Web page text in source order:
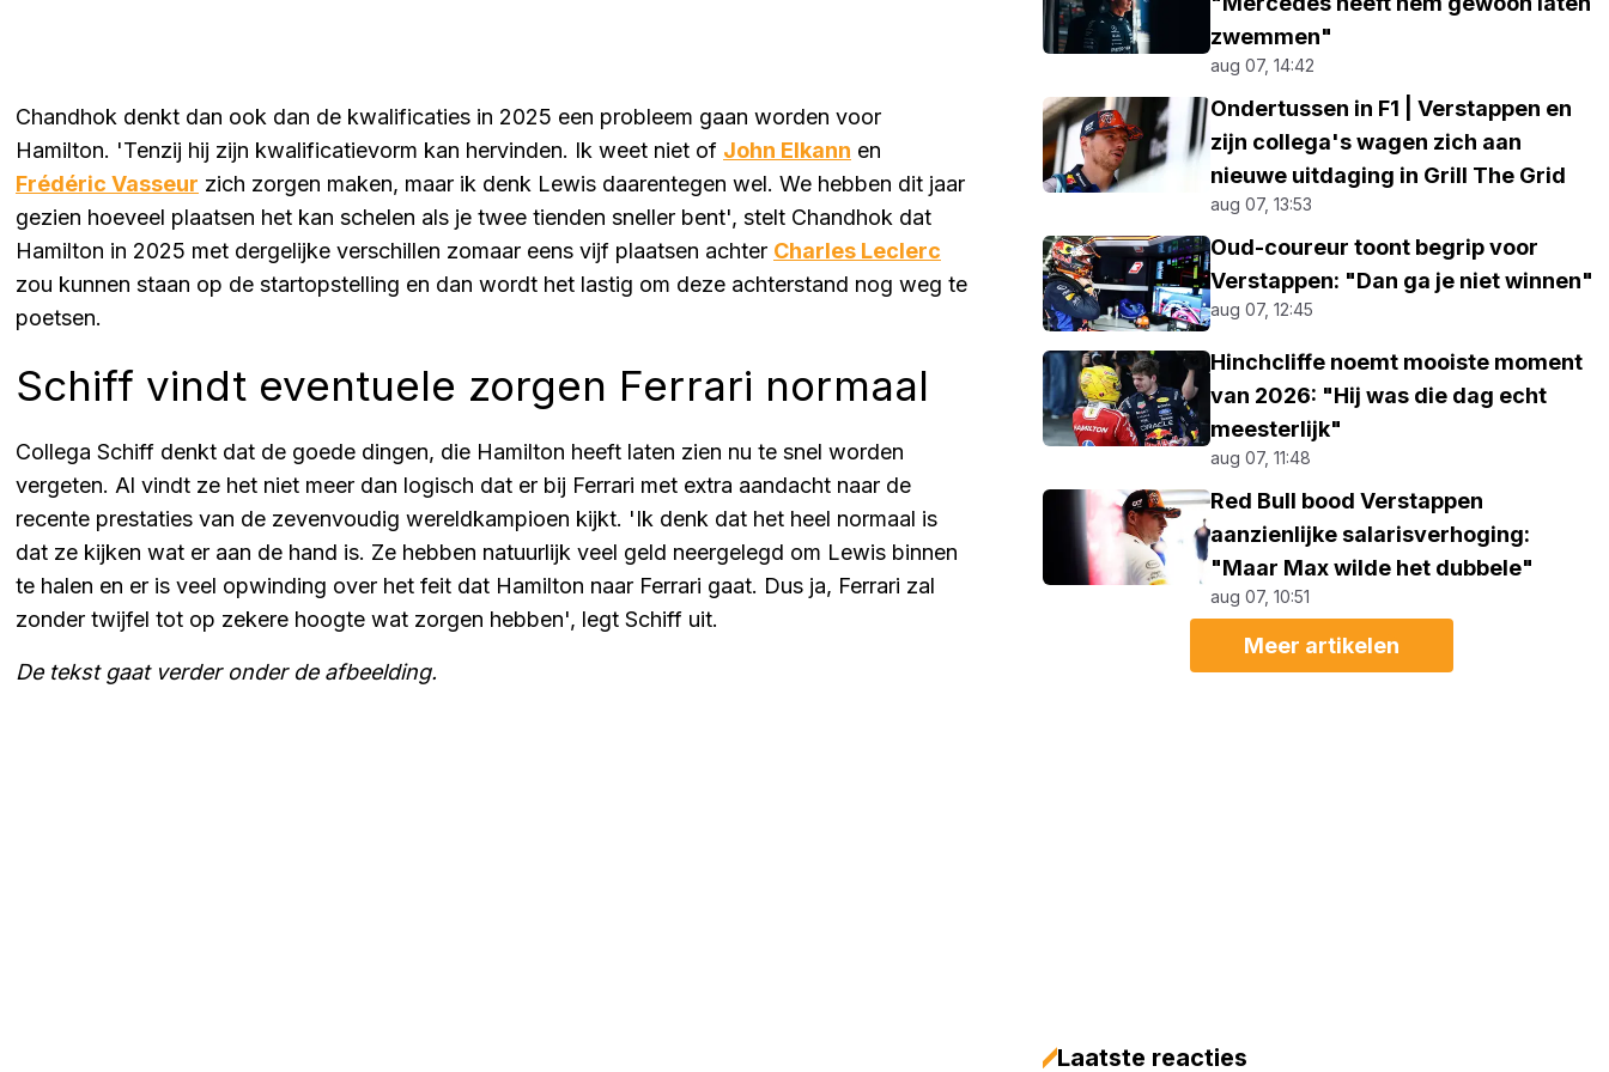
Chandhok denkt dan ook dan de kwalificaties in 2025 een probleem gaan worden voor
Hamilton. 'Tenzij hij zijn kwalificatievorm kan hervinden. Ik weet niet of John Elkann en
Frédéric Vasseur zich zorgen maken, maar ik denk Lewis daarentegen wel. We hebben dit jaar
gezien hoeveel plaatsen het kan schelen als je twee tienden sneller bent', stelt Chandhok dat
Hamilton in 2025 met dergelijke verschillen zomaar eens vijf plaatsen achter Charles Leclerc
zou kunnen staan op de startopstelling en dan wordt het lastig om deze achterstand nog weg te
poetsen.
Schiff vindt eventuele zorgen Ferrari normaal
Collega Schiff denkt dat de goede dingen, die Hamilton heeft laten zien nu te snel worden
vergeten. Al vindt ze het niet meer dan logisch dat er bij Ferrari met extra aandacht naar de
recente prestaties van de zevenvoudig wereldkampioen kijkt. 'Ik denk dat het heel normaal is
dat ze kijken wat er aan de hand is. Ze hebben natuurlijk veel geld neergelegd om Lewis binnen
te halen en er is veel opwinding over het feit dat Hamilton naar Ferrari gaat. Dus ja, Ferrari zal
zonder twijfel tot op zekere hoogte wat zorgen hebben', legt Schiff uit.
De tekst gaat verder onder de afbeelding.
zwemmen"
aug 07, 14:42
Ondertussen in F1 | Verstappen en
zijn collega's wagen zich aan
nieuwe uitdaging in Grill The Grid
aug 07, 13:53
Oud-coureur toont begrip voor
Verstappen: "Dan ga je niet winnen"
aug 07, 12:45
Hinchcliffe noemt mooiste moment
van 2026: "Hij was die dag echt
meesterlijk"
aug 07, 11:48
Red Bull bood Verstappen
aanzienlijke salarisverhoging:
"Maar Max wilde het dubbele"
aug 07, 10:51
Meer artikelen
Laatste reacties